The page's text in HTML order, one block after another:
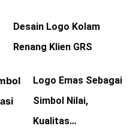
Desain Logo Kolam
Renang Klien GRS
Logo Emas Sebagai
Simbol Nilai,
Kualitas…